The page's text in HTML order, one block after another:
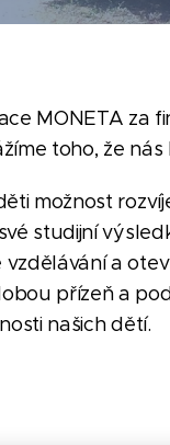
MONETA za
toho, že
možnost
studijní
a
přízeň a
našich dětí.